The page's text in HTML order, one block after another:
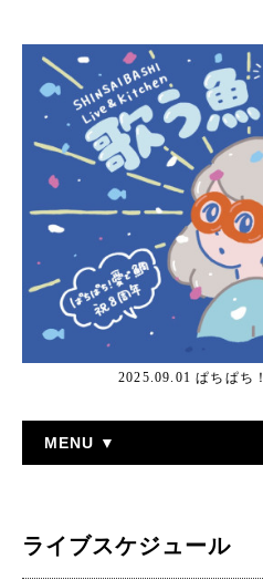
2025.09.01 ぱちぱち
MENU ▼
ライブスケジュール